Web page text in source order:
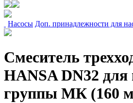
Насосы Доп. принадлежности для
Смеситель
HANSA DN32 для
группы МК (160